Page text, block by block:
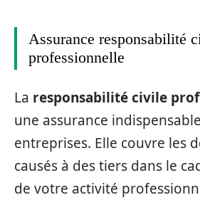
Assurance responsabilité
professionnelle
La responsabilité civile
une assurance
entreprises. Elle couvre les
causés à des tiers dans le
de votre activité